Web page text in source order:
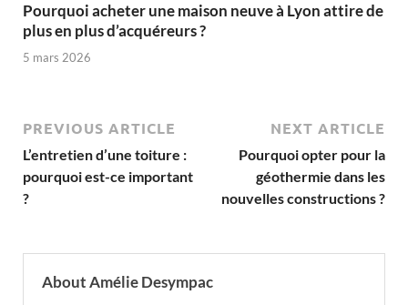
Pourquoi acheter une maison neuve à Lyon attire de
plus en plus d’acquéreurs ?
5 mars 2026
PREVIOUS ARTICLE
L’entretien d’une toiture :
pourquoi est-ce important
?
NEXT ARTICLE
Pourquoi opter pour la
géothermie dans les
nouvelles constructions ?
About Amélie Desympac